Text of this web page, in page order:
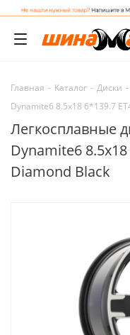
Главная - Каталог - Диски -
Dynamite6 8.5x18 6*139.7
Легкосплавные
Dynamite6
Diamond Black